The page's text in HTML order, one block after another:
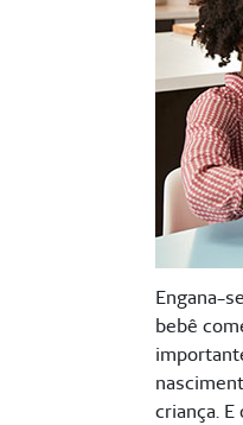
Engana-
bebê
criança.